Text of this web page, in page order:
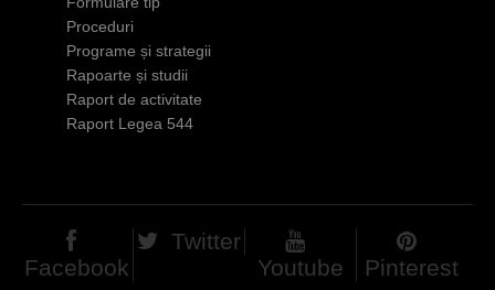
Proceduri
Programe și strategii
Rapoarte și studii
Raport de activitate
Raport Legea 544
Facebook
Twitter
Youtube
Pinterest